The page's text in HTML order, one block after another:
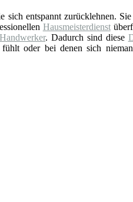
sich entspannt zurücklehnen.
Hausmeisterdienst
Handwerker. Dadurch sind diese
oder bei denen sich